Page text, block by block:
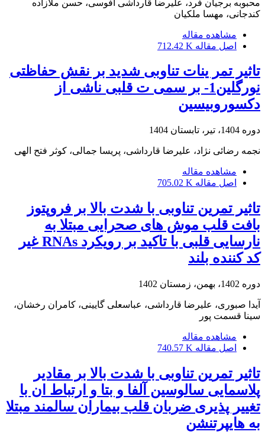
محبوبه برجیان فرد، علیرضا قارداشی افوسی، حسن ملازاده
کندجانی، مهسا ملکیان
مشاهده مقاله
اصل مقاله 712.42 K
تاثیر تمر ینات تناوبی شدید بر نقش حفاظتی
نورگلین1- بر سمی ت قلبی ناشی از
دکسوروبیسین
دوره 1404، تیر، تابستان 1404
نجمه رضائی نژاد، علیرضا قارداشی، پریسا جمالی، کوثر فتح الهی
مشاهده مقاله
اصل مقاله 705.02 K
تاثیر تمرین تناوبی با شدت بالا بر فروپتوز
بافت قلب موش های صحرایی مبتلا به
نارسایی قلبی با تاکید بر رویکرد RNAs غیر
کد کننده بلند
دوره 1402، بهمن، زمستان 1402
آیدا صبوری، علیرضا قارداشی، عباسعلی گایینی، کامران رخشان،
سینا قسمت پور
مشاهده مقاله
اصل مقاله 740.57 K
تاثیر تمرین تناوبی با شدت بالا بر مقادیر
پلاسمایی سالوسین آلفا و بتا و ارتباط ان با
تغییر پذیری ضربان قلب بیماران سالمند مبتلا
به هایپرتنشن